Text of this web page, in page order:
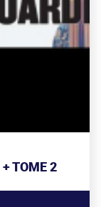
TOME 2